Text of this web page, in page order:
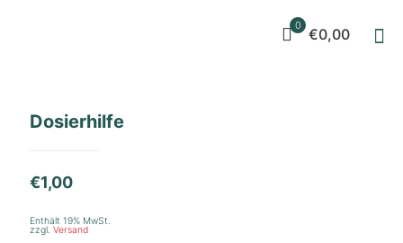
0 €0,00
Dosierhilfe
€1,00
Enthält 19% MwSt.
zzgl. Versand